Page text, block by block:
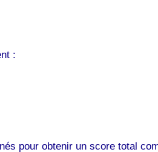
:
pour obtenir un score total